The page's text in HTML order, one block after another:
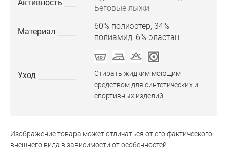
Активность
Беговые лыжи
Материал
60% полиэстер, 34%
полиамид, 6% эластан
Уход
Стирать жидким моющим
средством для синтетических и
спортивных изделий
Изображение товара может отличаться от его фактического
внешнего вида в зависимости от особенностей